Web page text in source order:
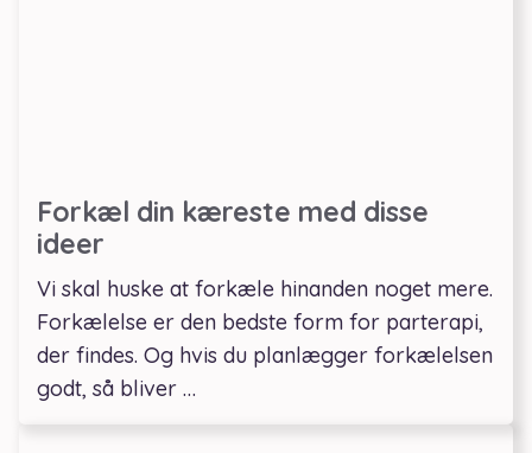
Forkæl din kæreste med disse
ideer
Vi skal huske at forkæle hinanden noget mere.
Forkælelse er den bedste form for parterapi,
der findes. Og hvis du planlægger forkælelsen
godt, så bliver …